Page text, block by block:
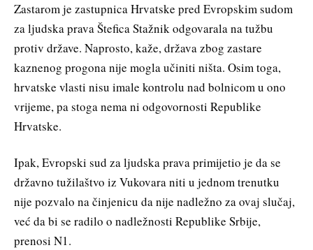
Zastarom je zastupnica Hrvatske pred Evropskim sudom
za ljudska prava Štefica Stažnik odgovarala na tužbu
protiv države. Naprosto, kaže, država zbog zastare
kaznenog progona nije mogla učiniti ništa. Osim toga,
hrvatske vlasti nisu imale kontrolu nad bolnicom u ono
vrijeme, pa stoga nema ni odgovornosti Republike
Hrvatske.
Ipak, Evropski sud za ljudska prava primijetio je da se
državno tužilaštvo iz Vukovara niti u jednom trenutku
nije pozvalo na činjenicu da nije nadležno za ovaj slučaj,
već da bi se radilo o nadležnosti Republike Srbije,
prenosi N1.